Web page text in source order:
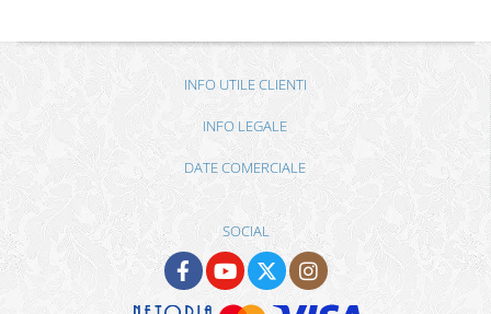
INFO UTILE CLIENTI
INFO LEGALE
DATE COMERCIALE
SOCIAL